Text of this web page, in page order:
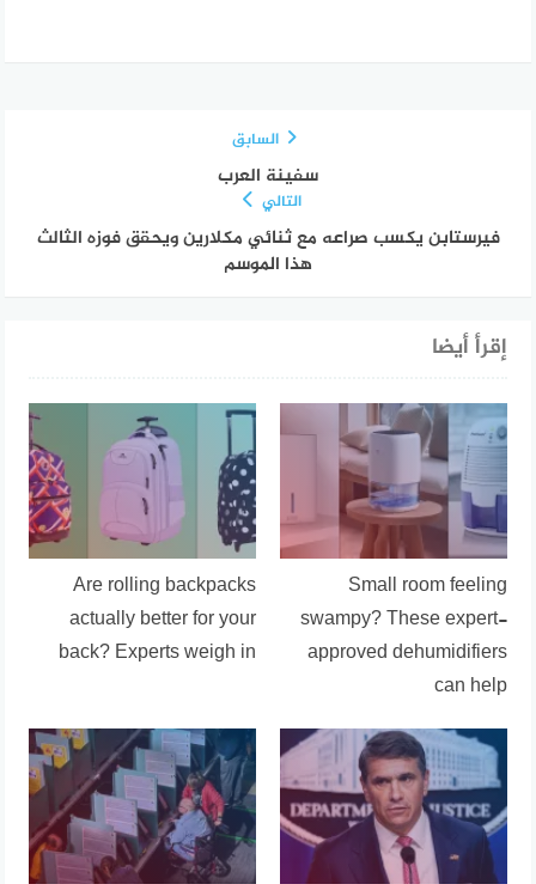
السابق
سفينة العرب
التالي
فيرستابن يكسب صراعه مع ثنائي مكلارين ويحقق فوزه الثالث
هذا الموسم
إقرأ أيضا
Small room feeling
swampy? These expert-
approved dehumidifiers
can help
Are rolling backpacks
actually better for your
back? Experts weigh in